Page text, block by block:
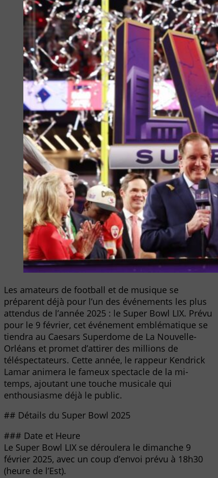
Les amateurs de football et de musique se
préparent déjà pour l’un des événements les plus
attendus de l’année 2025 : le Super Bowl LIX. Prévu
pour le 9 février, cet événement emblématique se
tiendra au Caesars Superdome de La Nouvelle-
Orléans et promet d’attirer des millions de
téléspectateurs. Cette année, le rappeur Kendrick
Lamar animera le fameux spectacle de la mi-
temps, ajoutant une touche musicale qui
enthousiasme déjà le public.
## Détails du Super Bowl 2025
### Date et Heure
Le Super Bowl LIX se déroulera le dimanche 9
février 2025, avec un coup d’envoi prévu à 18h30
(heure de l’Est).